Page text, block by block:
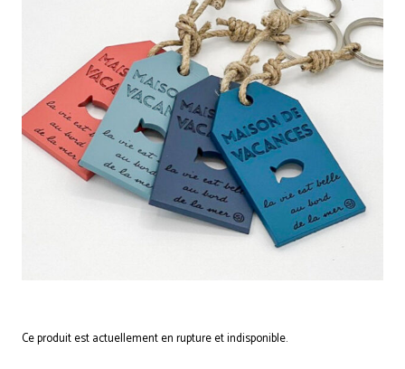
Ce produit est actuellement en rupture et indisponible.